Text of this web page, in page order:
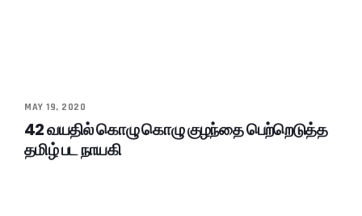
MAY 19, 2020
42 வயதில் கொழு கொழு குழந்தை பெற்றெடுத்த
தமிழ் பட நாயகி